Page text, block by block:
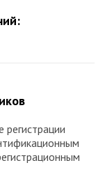
регистрации